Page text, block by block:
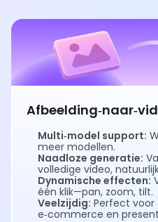
Multi‑model support:
meer modellen.
Naadloze generatie:
volledige video,
Dynamische effecten:
één klik—pan, zoom, tilt.
Veelzijdig: Perfect voor
e‑commerce en